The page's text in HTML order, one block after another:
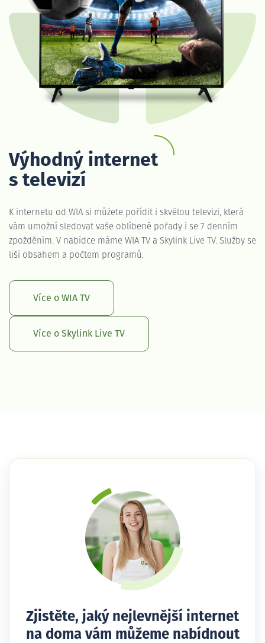
Výhodný internet
s televizí
K internetu od WIA si můžete pořídit i skvělou televizi, která
vám umožní sledovat vaše oblíbené pořady i se 7 denním
zpožděním. V nabídce máme WIA TV a Skylink Live TV. Služby se
liší obsahem a počtem programů.
Více o WIA TV
Více o Skylink Live TV
Zjistěte, jaký nejlevnější internet
na doma vám můžeme nabídnout